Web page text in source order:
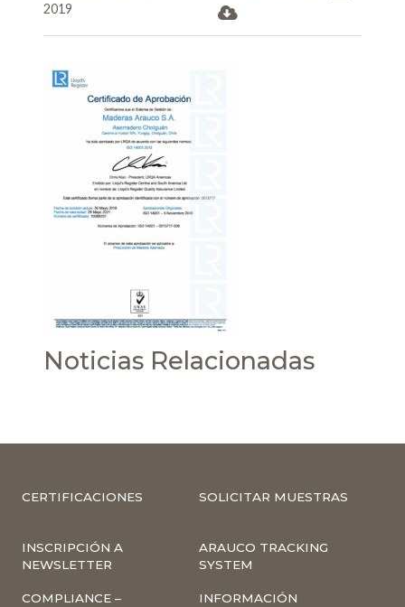
2019
Noticias Relacionadas
CERTIFICACIONES SOLICITAR MUESTRAS
INSCRIPCIÓN A
NEWSLETTER
ARAUCO TRACKING
SYSTEM
COMPLIANCE –
INFORMACIÓN